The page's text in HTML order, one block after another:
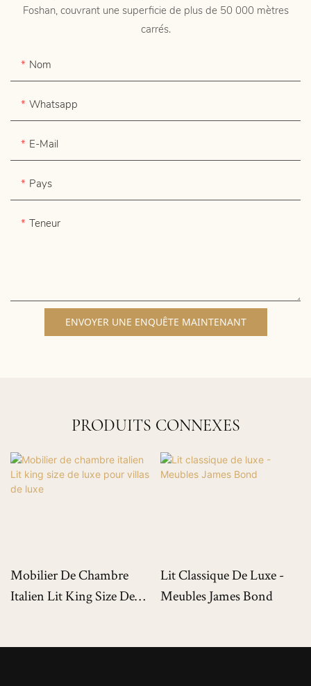
Foshan, couvrant une superficie de plus de 50 000 mètres
carrés.
Nom
Whatsapp
E-Mail
Pays
Teneur
ENVOYER UNE ENQUÊTE MAINTENANT
PRODUITS CONNEXES
Mobilier De Chambre
Italien Lit King Size De
Lit Classique De Luxe -
Meubles James Bond